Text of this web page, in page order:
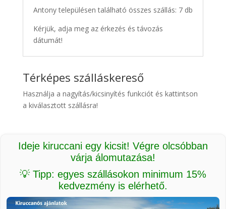
Antony településen található összes szállás: 7 db
Kérjük, adja meg az érkezés és távozás
dátumát!
Térképes szálláskereső
Használja a nagyítás/kicsinyítés funkciót és kattintson
a kiválasztott szállásra!
Ideje kiruccani egy kicsit! Végre olcsóbban
várja álomutazása!
💡 Tipp: egyes szállásokon minimum 15%
kedvezmény is elérhető.